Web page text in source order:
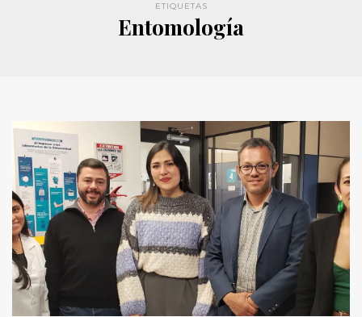
ETIQUETAS
Entomología